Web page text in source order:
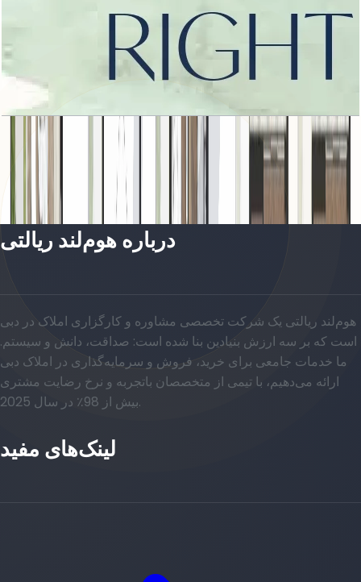
Amara, Right Corner, 5413 SQFT
باز کردن چیدمان
درباره هوم‌لند ریالتی
هوم‌لند ریالتی یک شرکت تخصصی مشاوره و کارگزاری املاک در دبی
است که بر سه ارزش بنیادین بنا شده است: صداقت، دانش و سیستم.
ما خدمات جامعی برای خرید، فروش و سرمایه‌گذاری در املاک دبی
ارائه می‌دهیم، با تیمی از متخصصان باتجربه و نرخ رضایت مشتری
بیش از 98٪ در سال 2025.
لینک‌های مفید